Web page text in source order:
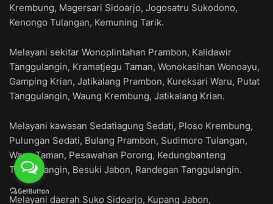
Krembung, Magersari Sidoarjo, Jogosatru Sukodono,
Kenongo Tulangan, Kemuning Tarik.
Melayani sekitar Wonoplintahan Prambon, Kalidawir
Tanggulangin, Kramatjegu Taman, Wonokasihan Wonoayu,
Gamping Krian, Jatikalang Prambon, Kureksari Waru, Putat
Tanggulangin, Waung Krembung, Jatikalang Krian.
Melayani kawasan Sedatiagung Sedati, Ploso Krembung,
Pulungan Sedati, Bulang Prambon, Sudimoro Tulangan,
Wage Taman, Pesawahan Porong, Kedungbanteng
Tanggulangin, Besuki Jabon, Randegan Tanggulangin.
Melayani daerah Suko Sidoarjo, Kupang Jabon,